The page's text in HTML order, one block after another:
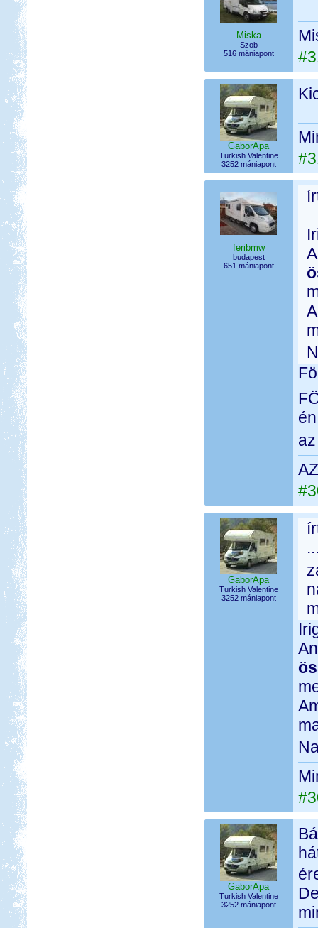
Miska
Szob
516 mániapont
GaborApa
Turkish Valentine
3252 mániapont
feribmw
budapest
651 mániapont
GaborApa
Turkish Valentine
3252 mániapont
GaborApa
Turkish Valentine
3252 mániapont